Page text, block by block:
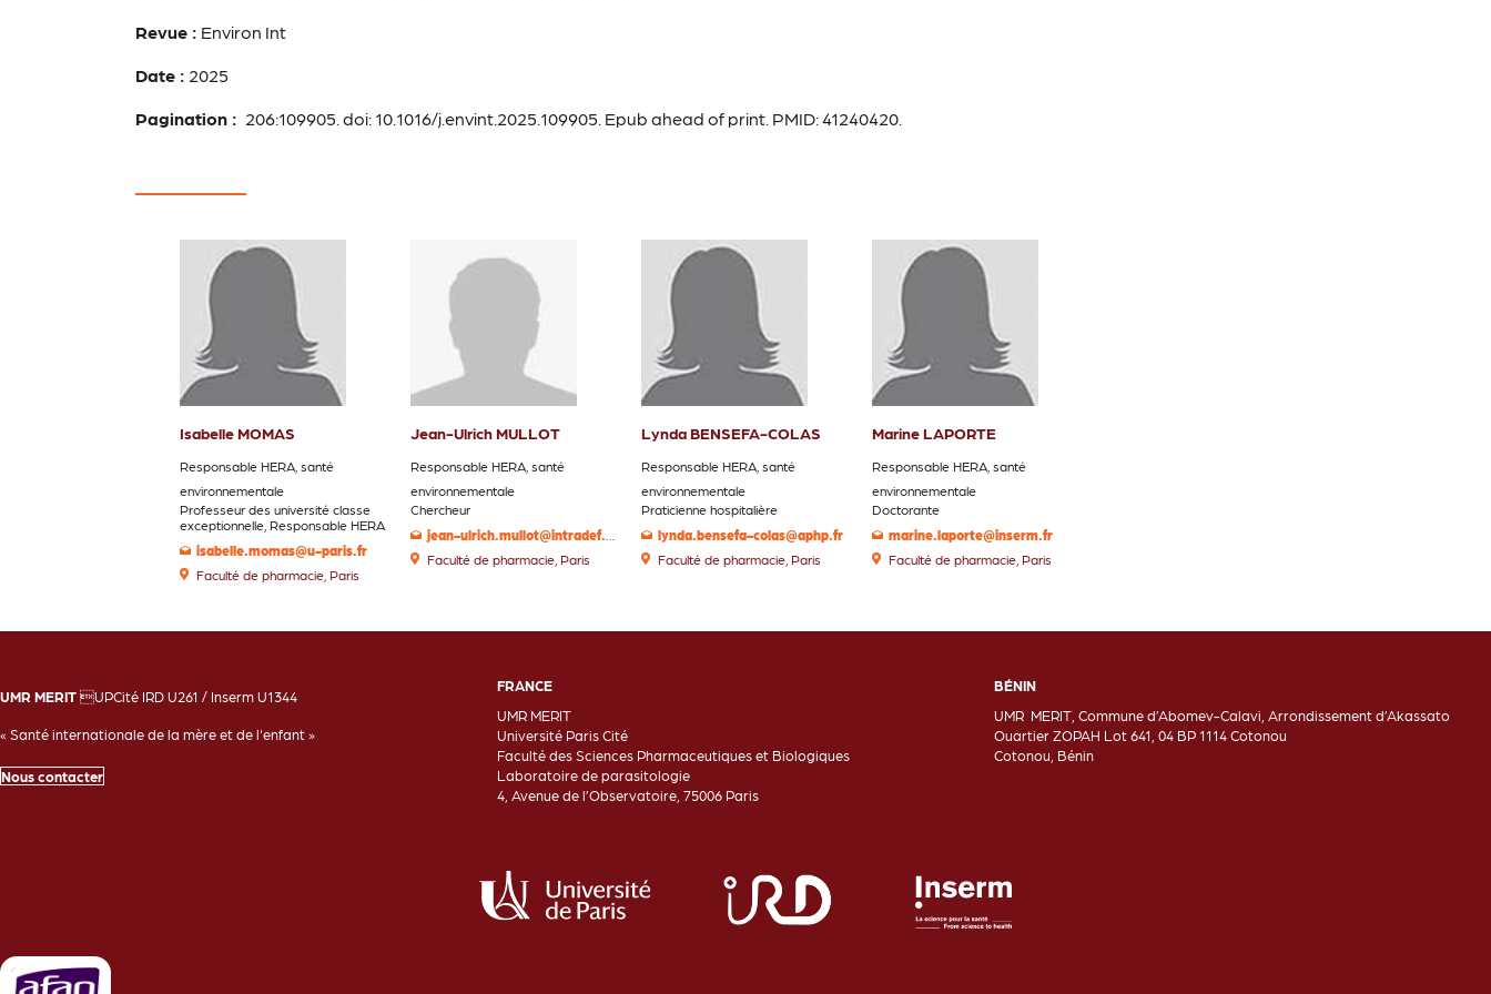
Revue : Environ Int
Date : 2025
Pagination : 206:109905. doi: 10.1016/j.envint.2025.109905. Epub ahead of print. PMID: 41240420.
Isabelle MOMAS
Responsable HERA, santé
environnementale
Professeur des université classe
exceptionnelle, Responsable HERA
isabelle.momas@u-paris.fr
Faculté de pharmacie, Paris
Jean-Ulrich MULLOT
Responsable HERA, santé
environnementale
Chercheur
Faculté de pharmacie, Paris
Lynda BENSEFA-COLAS
Responsable HERA, santé
environnementale
Praticienne hospitalière
lynda.bensefa-colas@aphp.fr
Faculté de pharmacie, Paris
Marine LAPORTE
Responsable HERA, santé
environnementale
Doctorante
marine.laporte@inserm.fr
Faculté de pharmacie, Paris
UMR MERIT UPCité IRD U261 / Inserm U1344
« Santé internationale de la mère et de l'enfant »
Nous contacter
FRANCE
UMR MERIT
Université Paris Cité
Faculté des Sciences Pharmaceutiques et Biologiques
Laboratoire de parasitologie
4, Avenue de l’Observatoire, 75006 Paris
BÉNIN
UMR MERIT, Commune d’Abomev-Calavi, Arrondissement d’Akassato
Ouartier ZOPAH Lot 641, 04 BP 1114 Cotonou
Cotonou, Bénin